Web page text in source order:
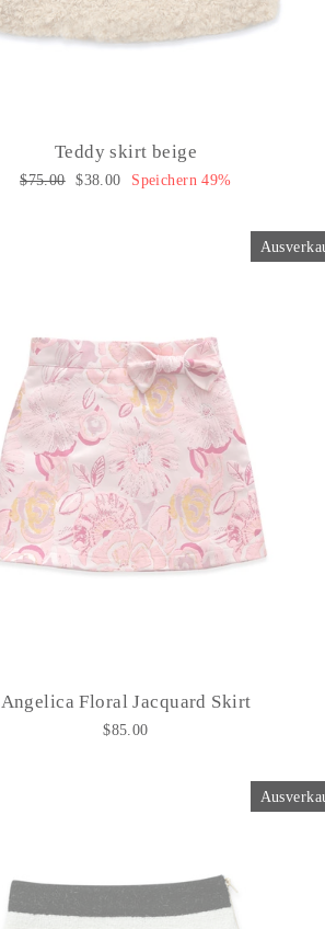
Teddy skirt beige
Normaler
$75.00 Sonderpreis
$38.00 Speichern 49%
Angelica Floral Jacquard Skirt
$85.00